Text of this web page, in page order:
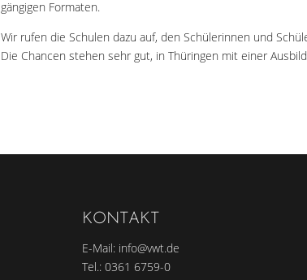
gängigen Formaten.
Wir rufen die Schulen dazu auf, den Schülerinnen und
Die Chancen stehen sehr gut, in Thüringen mit einer
KONTAKT
E-Mail: info@vwt.de
Tel.: 0361 6759-0